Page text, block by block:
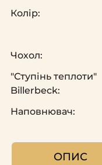
Колір:
Чохол:
"Ступінь теплоти"
Billerbeck:
Наповнювач:
ОПИС